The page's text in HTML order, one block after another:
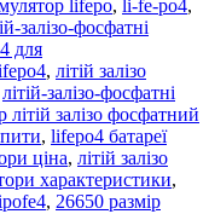
lifepo, li-fe-po4,
залізо-фосфатні
для
, літій залізо
літій-залізо-фосфатні
літій залізо фосфатний
, lifepo4 батареї
ціна, літій залізо
характеристики,
, 26650 размір